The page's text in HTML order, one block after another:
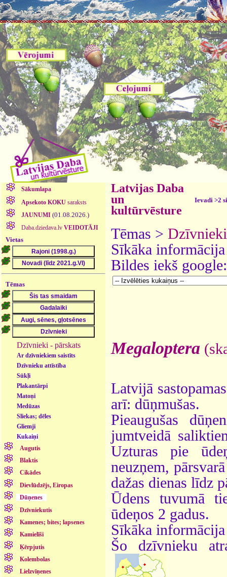
Sākumlapa
Apsekoto KOKUsaraksts
JAUNUMI (01.08.2026.)
Daba.dziedava.lv VEIDOTĀJI
Vietas
Tēmas
Dzīvnieki - pārskats
Ar dzīvniekiem saistīts
Dzīvnieku attīstība
Sūkļi
Plakantārpi
Matoņi
Medūzas
Sliekas; dēles
Gliemji
Kukaiņi
Augutis
Blaktis
Cikādes
Dievlūdzējs, Eiropas
Dūņenes
Dzīvniekutis
Kamenes; bites; lapsenes
Kamielīši
Ķērpjutis
Kolembolas
Lielzvīņenes
Latvijas Daba
un
kultūrvēsture
Ievadi >2
Tēmas > Dzīvnieki
Sīkāka
Bildes iekš
Megaloptera
Latvijā
arī: dūņmušas.
Pieaugušas
jumtveidā
Uzturas pie
neuzņem,
dažas dienas līdz
Ūdens tuvumā
ūdeņos 2 gadus.
Sīkāka
Šo dzīvnieku